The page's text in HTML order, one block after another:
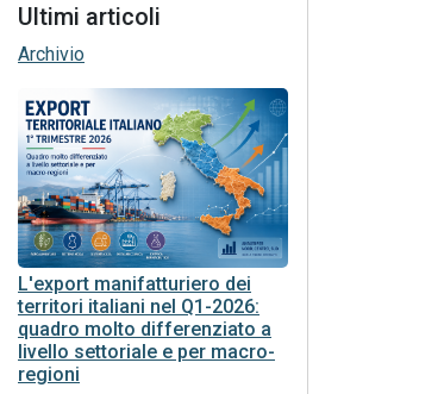
Ultimi articoli
Archivio
L'export manifatturiero dei
territori italiani nel Q1-2026:
quadro molto differenziato a
livello settoriale e per macro-
regioni